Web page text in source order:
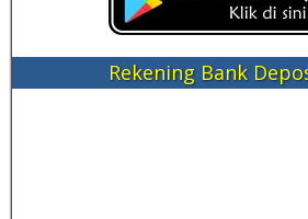
Rekening Bank